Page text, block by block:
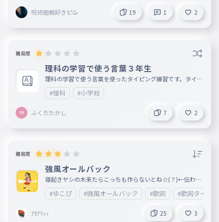
呪術廻戦好きピ🥳 19 1 2
難易度
理科の学習で使う言葉３年生
理科の学習で使う言葉を使ったタイピング練習です。タイピ
ング練習をしながら理科で使う言葉もいっしょに勉強しよう
。#理科 #小学校
ふくだたかし 7 2
難易度
強風オールバック
寝起きヤシの木来たらこっちも作らないとね☆(？)←伝わっ
てくれ!!!!!!!!!!!!
#ゆこぴ #強風オールバック #歌詞 #歌詞タイピ
ｱｶｱﾘｨｨ 25 3